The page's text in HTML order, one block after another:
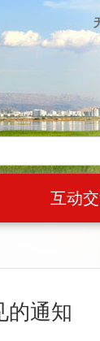
互动
的通知